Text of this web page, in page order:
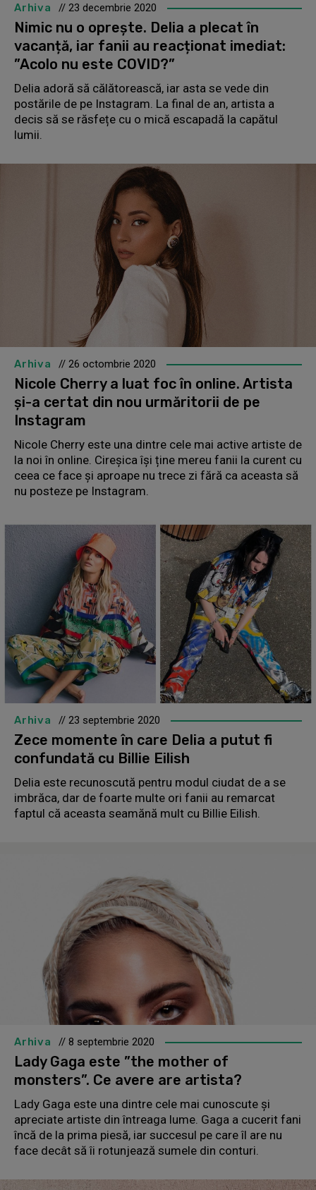
Arhiva // 23 decembrie 2020
Nimic nu o oprește. Delia a plecat în
vacanță, iar fanii au reacționat imediat:
”Acolo nu este COVID?”
Delia adoră să călătorească, iar asta se vede din
postările de pe Instagram. La final de an, artista a
decis să se răsfețe cu o mică escapadă la capătul
lumii.
Arhiva // 26 octombrie 2020
Nicole Cherry a luat foc în online. Artista
și-a certat din nou urmăritorii de pe
Instagram
Nicole Cherry este una dintre cele mai active artiste de
la noi în online. Cireșica își ține mereu fanii la curent cu
ceea ce face și aproape nu trece zi fără ca aceasta să
nu posteze pe Instagram.
Arhiva // 23 septembrie 2020
Zece momente în care Delia a putut fi
confundată cu Billie Eilish
Delia este recunoscută pentru modul ciudat de a se
imbrăca, dar de foarte multe ori fanii au remarcat
faptul că aceasta seamănă mult cu Billie Eilish.
Arhiva // 8 septembrie 2020
Lady Gaga este ”the mother of
monsters”. Ce avere are artista?
Lady Gaga este una dintre cele mai cunoscute și
apreciate artiste din întreaga lume. Gaga a cucerit fani
încă de la prima piesă, iar succesul pe care îl are nu
face decât să îi rotunjează sumele din conturi.